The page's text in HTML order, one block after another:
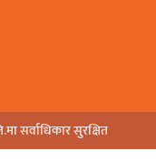
सर्वाधिकार सुरक्षित